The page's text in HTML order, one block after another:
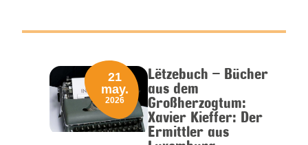
Lëtzebuch – Bücher
aus dem
Großherzogtum:
Xavier Kieffer: Der
Ermittler aus
21
may.
2026